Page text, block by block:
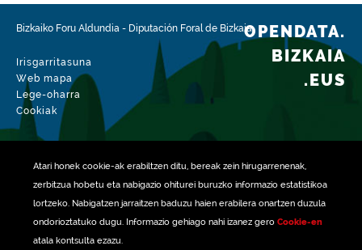
Atari honek cookie-ak erabiltzen ditu, bereak zein hirugarrenenak,
zerbitzua hobetu eta nabigazio ohiturei buruzko informazio estatistikoa
lortzeko. Nabigatzen jarraitzen baduzu haien erabilera onartzen duzula
ondorioztatuko dugu. Informazio gehiago nahi izanez gero Cookie-en
atala kontsulta ezazu.
Datu-multzoaren aldaketa-data
2026-08-04
Bizkaiko Foru Aldundia - Diputación Foral de Bizkaia
Irisgarritasuna
Web mapa
Lege-oharra
Cookiak
OPENDATA.
BIZKAIA
.EUS